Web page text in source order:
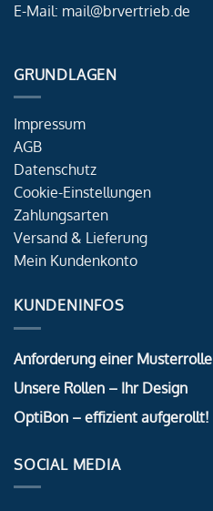
E-Mail: mail@brvertrieb.de
GRUNDLAGEN
Impressum
AGB
Datenschutz
Cookie-Einstellungen
Zahlungsarten
Versand & Lieferung
Mein Kundenkonto
KUNDENINFOS
Anforderung einer Musterrolle
Unsere Rollen – Ihr Design
OptiBon – effizient aufgerollt!
SOCIAL MEDIA